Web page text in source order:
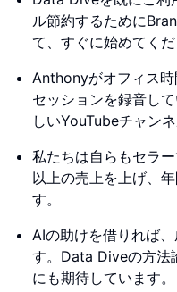
ル節約するために
て、すぐに始めてくだ
Anthonyがオフィス
セッションを録音し
しいYouTubeチャンネ
私たちは自らもセラ
以上の売上を上げ、
す。
AIの助けを借りれば
す。Data Diveの方法
にも期待しています。